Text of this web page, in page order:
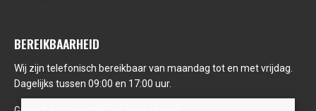
BEREIKBAARHEID
Wij zijn telefonisch bereikbaar van maandag tot en met vrijdag.
Dagelijks tussen 09:00 en 17:00 uur.